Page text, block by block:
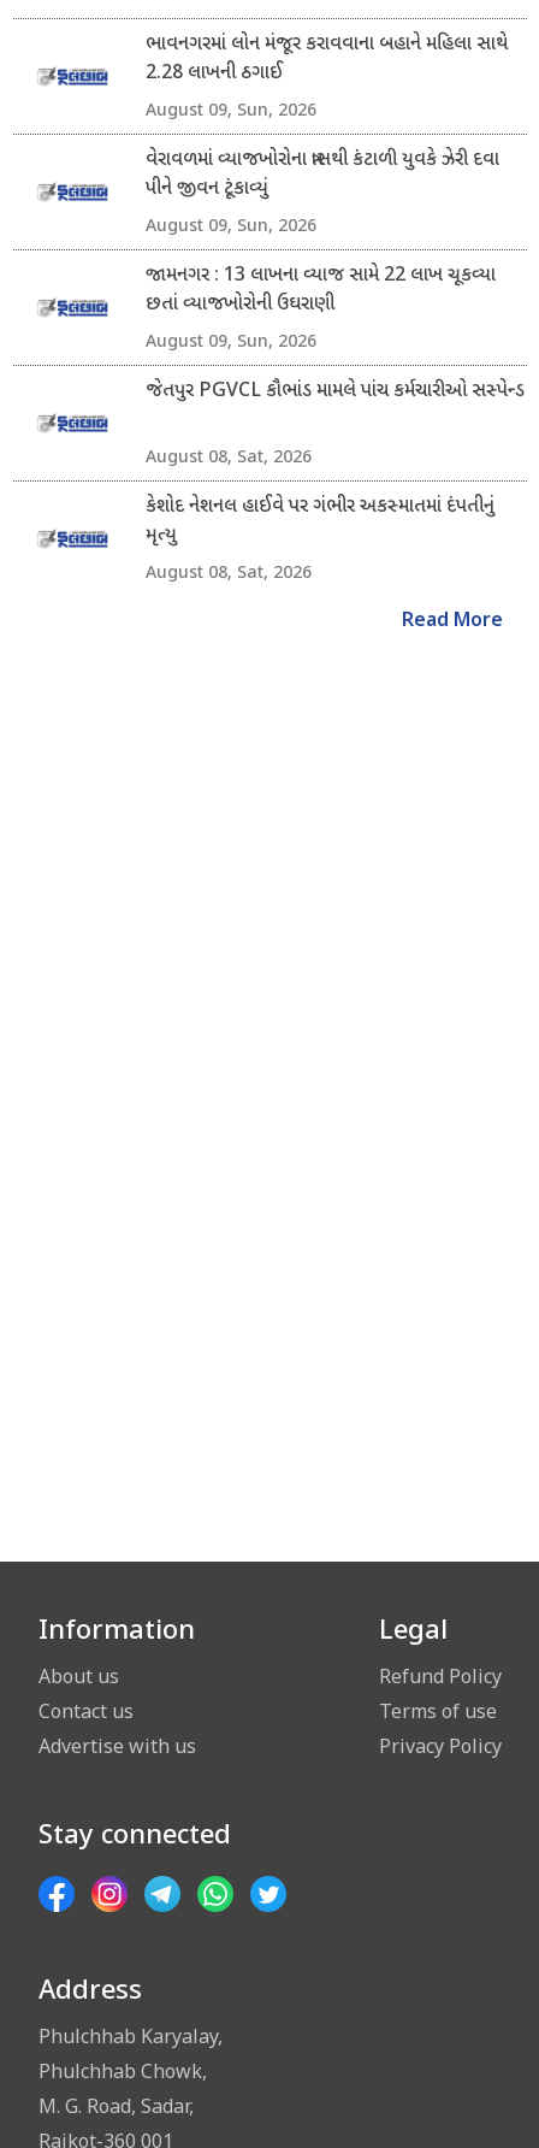
ભાવનગરમાં લોન મંજૂર કરાવવાના બહાને મહિલા સાથે
2.28 લાખની ઠગાઈ
August 09, Sun, 2026
વેરાવળમાં વ્યાજખોરોના ત્રાસથી કંટાળી યુવકે ઝેરી દવા
પીને જીવન ટૂંકાવ્યું
August 09, Sun, 2026
જામનગર : 13 લાખના વ્યાજ સામે 22 લાખ ચૂકવ્યા
છતાં વ્યાજખોરોની ઉઘરાણી
August 09, Sun, 2026
જેતપુર PGVCL કૌભાંડ મામલે પાંચ કર્મચારીઓ સસ્પેન્ડ
August 08, Sat, 2026
કેશોદ નેશનલ હાઈવે પર ગંભીર અકસ્માતમાં દંપતીનું
મૃત્યુ
August 08, Sat, 2026
Read More
Information
About us
Contact us
Advertise with us
Legal
Refund Policy
Terms of use
Privacy Policy
Stay connected
Address
Phulchhab Karyalay,
Phulchhab Chowk,
M. G. Road, Sadar,
Rajkot-360 001